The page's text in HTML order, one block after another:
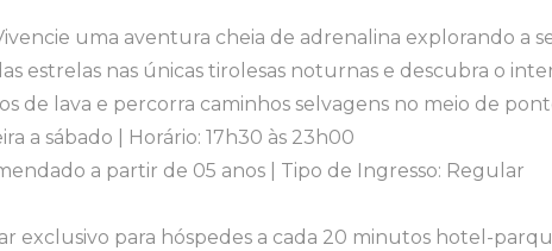
uma aventura cheia de adrenalina explorando a
estrelas nas únicas tirolesas noturnas e descubra o
de lava e percorra caminhos selvagens no meio de
a sábado | Horário: 17h30 às 23h00
a partir de 05 anos | Tipo de Ingresso: Regular
exclusivo para hóspedes a cada 20 minutos hotel-